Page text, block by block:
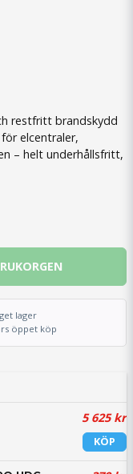
restfritt brandskydd
elcentraler,
– helt underhållsfritt,
lager
öppet köp
5 625 kr
KÖP